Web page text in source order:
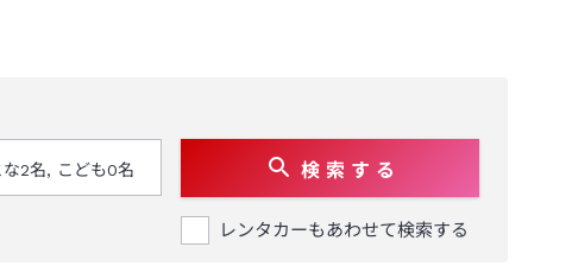
検 索 す る
レンタカーもあわせて検索する